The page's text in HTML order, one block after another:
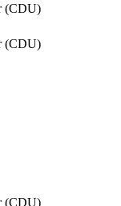
(CDU)
(CDU)
(CDU)